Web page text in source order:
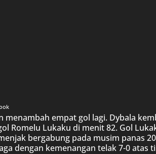
empat gol lagi. Dybala
Romelu Lukaku di menit 82. Gol
bergabung pada musim panas
dengan kemenangan telak 7-0 atas